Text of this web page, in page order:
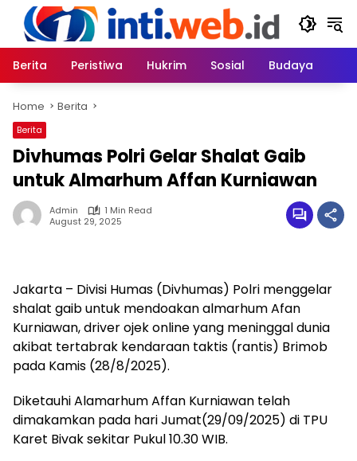
content
Berita
Peristiwa Hukrim Sosial Budaya
Home Berita
Berita
Divhumas Polri Gelar Shalat Gaib
untuk Almarhum Affan Kurniawan
Admin
1 Min Read
August 29, 2025
Jakarta – Divisi Humas (Divhumas) Polri menggelar
shalat gaib untuk mendoakan almarhum Afan
Kurniawan, driver ojek online yang meninggal dunia
akibat tertabrak kendaraan taktis (rantis) Brimob
pada Kamis (28/8/2025).
Diketauhi Alamarhum Affan Kurniawan telah
dimakamkan pada hari Jumat(29/09/2025) di TPU
Karet Bivak sekitar Pukul 10.30 WIB.